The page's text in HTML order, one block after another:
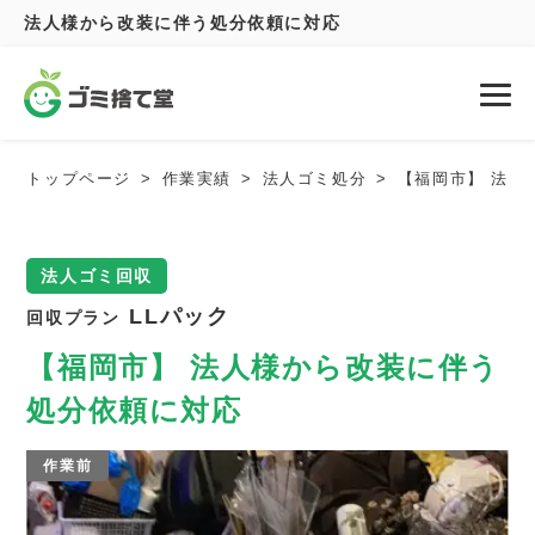
法人様から改装に伴う処分依頼に対応
トップページ 作業実績 法人ゴミ処分 【福岡市】 法
法人ゴミ回収
回収プラン LLパック
【福岡市】 法人様から改装に伴う
処分依頼に対応
作業前